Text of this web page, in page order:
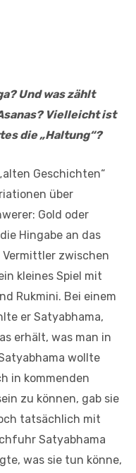
Und was zählt
Vielleicht ist
die „Haltung“?
Geschichten“
über
Gold oder
Hingabe an das
Vermittler zwischen
kleines Spiel mit
Rukmini. Bei einem
er Satyabhama,
erhält, was man in
wollte
in kommenden
zu können, gab sie
tatsächlich mit
Satyabhama
was sie tun könne,